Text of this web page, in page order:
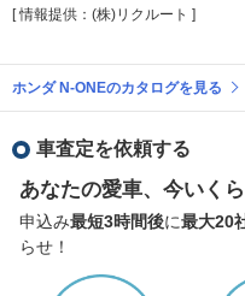
[ 情報提供：(株)リクルート ]
ホンダ N-ONEのカタログを見る
車査定を依頼する
あなたの愛車、今いくら
申込み最短3時間後に最大20
らせ！